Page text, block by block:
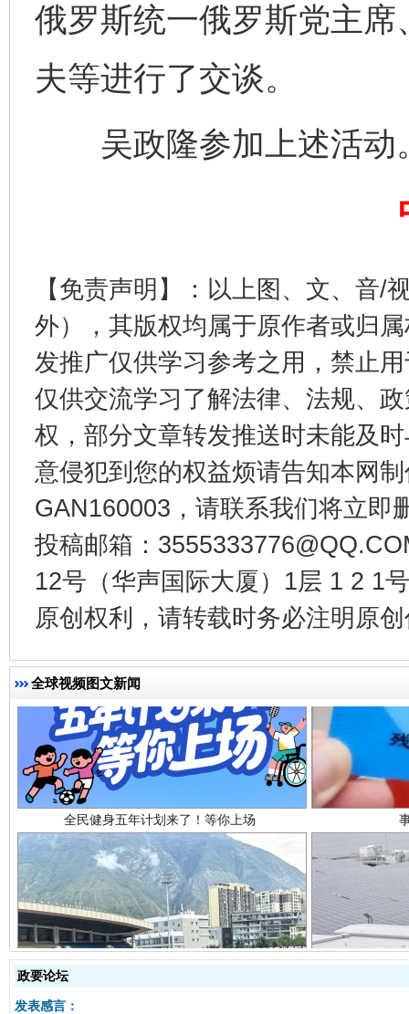
俄罗斯统一俄罗斯党主
夫等进行了交谈。
吴政隆参加上述活动
【免责声明】：以上图、文、音/
外），其版权均属于原作者或归
发推广仅供学习参考之用，禁止
仅供交流学习了解法律、法规、
权，部分文章转发推送时未能及
意侵犯到您的权益烦请告知本网
GAN160003，请联系我们将立即
投稿邮箱：
12号（华声国际大厦）1层 1 2 1
原创权利，请转载时务必注明原
全球视频图文新闻
受贿1.44亿！段成刚被判无期 从幼
全民健身五年计划来了！等你上场
阿坝州三大球赛在茂县开幕 规模
政要论坛
发表感言：